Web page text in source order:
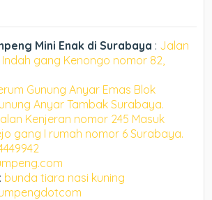
Mini Enak di Surabaya : Jalan
Indah gang Kenongo nomor 82,
Gunung Anyar Emas Blok
Anyar Tambak Surabaya.
Kenjeran nomor 245 Masuk
gang I rumah nomor 6 Surabaya.
: bunda tiara nasi kuning